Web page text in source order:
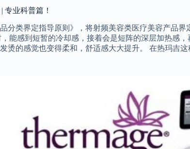
专业科普篇！
分类界定指导原则》，将射频美容类医疗美容产品
能感到短暂的冷却感，接着会是短阵的深层加热感
烫的感觉也变得柔和，舒适感大大提升。 在热玛吉